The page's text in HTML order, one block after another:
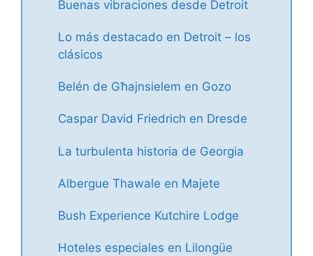
Buenas vibraciones desde Detroit
Lo más destacado en Detroit – los
clásicos
Belén de Għajnsielem en Gozo
Caspar David Friedrich en Dresde
La turbulenta historia de Georgia
Albergue Thawale en Majete
Bush Experience Kutchire Lodge
Hoteles especiales en Lilongüe